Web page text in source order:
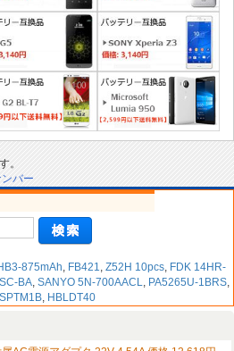
。
バー
875mAh, FB421, Z52H 10pcs, FDK 14HR-
BA, SANYO 5N-700AACL, PA5265U-1BRS,
SPTM1B, HBLDT40